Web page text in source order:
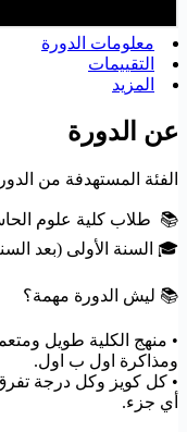
معلومات الدورة
التقييمات
المزيد
عن الدورة
الفئة المستهدفة من
📚 طلاب كلية علوم
🎓 السنة الأولى (بعد
📚 ليش الدورة مهمة؟
• منهج الكلية طويل
ومذاكرة اول ب اول.
• كل كويز وكل درجة
أي جزء.